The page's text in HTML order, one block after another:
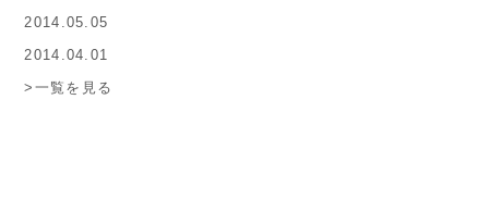
2014.05.05
2014.04.01
>一覧を見る